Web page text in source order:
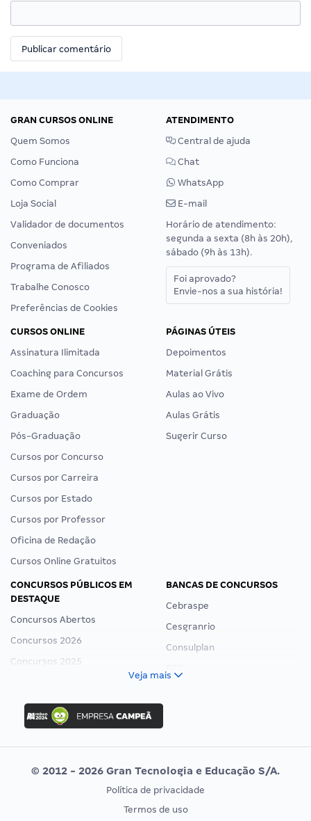
GRAN CURSOS ONLINE
Quem Somos
Como Funciona
Como Comprar
Loja Social
Validador de documentos
Conveniados
Programa de Afiliados
Trabalhe Conosco
Preferências de Cookies
ATENDIMENTO
Central de ajuda
Chat
WhatsApp
E-mail
Horário de atendimento:
segunda a sexta (8h às 20h),
sábado (9h às 13h).
Foi aprovado?
Envie-nos a sua história!
CURSOS ONLINE
Assinatura Ilimitada
Coaching para Concursos
Exame de Ordem
Graduação
Pós-Graduação
Cursos por Concurso
Cursos por Carreira
Cursos por Estado
Cursos por Professor
Oficina de Redação
Cursos Online Gratuitos
PÁGINAS ÚTEIS
Depoimentos
Material Grátis
Aulas ao Vivo
Aulas Grátis
Sugerir Curso
CONCURSOS PÚBLICOS EM
DESTAQUE
Concursos Abertos
Concursos 2026
Concursos 2025
Concurso Ibama
Concurso MPU
Editais publicados
BANCAS DE CONCURSOS
Cebraspe
Cesgranrio
Consulplan
Vunesp
CONCURSOS POR PROFISSÃO
EXAME DE ORDEM
Veja mais
© 2012 - 2026 Gran Tecnologia e Educação S/A.
Política de privacidade
Termos de uso